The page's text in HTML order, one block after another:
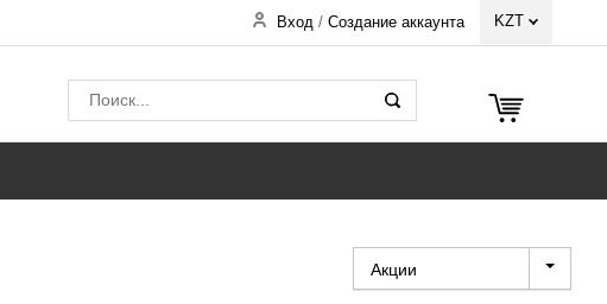
Вход / Создание аккаунта KZT
Акции